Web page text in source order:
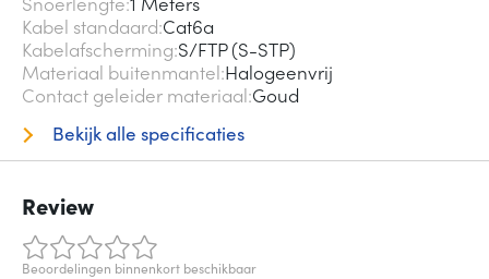
Kabel standaard Cat6a
Kabelafscherming S/FTP (S-STP)
Materiaal buitenmantel Halogeenvrij
Contact geleider materiaal Goud
Bekijk alle specificaties
Review
Beoordelingen binnenkort beschikbaar